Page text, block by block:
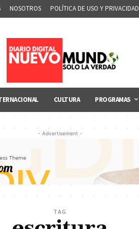
NOSOTROS POLÍTICA DE USO Y PRIVACIDAD
CULTURA PROGRAMAS
- Advertisement -
TAG